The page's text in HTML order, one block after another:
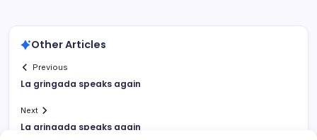
Other Articles
Previous
La gringada speaks again
Next
La gringada speaks again